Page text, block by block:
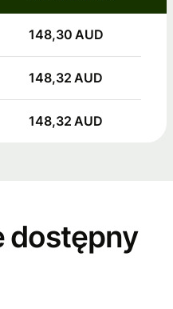
148,30 AUD
148,32 AUD
148,32 AUD
dostępny